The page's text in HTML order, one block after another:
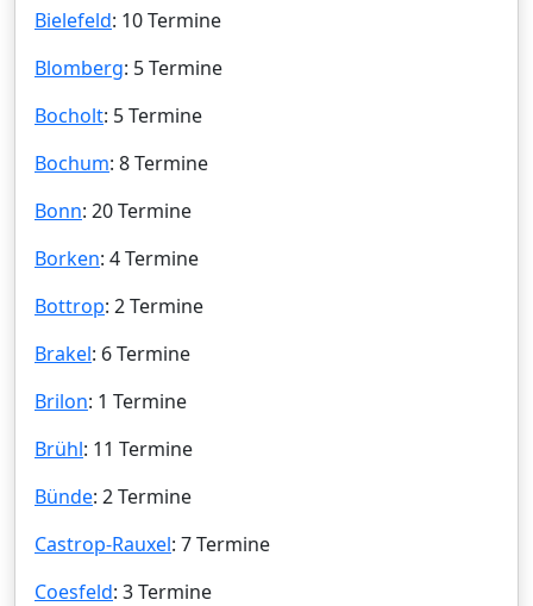
Bielefeld: 10 Termine
Blomberg: 5 Termine
Bocholt: 5 Termine
Bochum: 8 Termine
Bonn: 20 Termine
Borken: 4 Termine
Bottrop: 2 Termine
Brakel: 6 Termine
Brilon: 1 Termine
Brühl: 11 Termine
Bünde: 2 Termine
Castrop-Rauxel: 7 Termine
Coesfeld: 3 Termine